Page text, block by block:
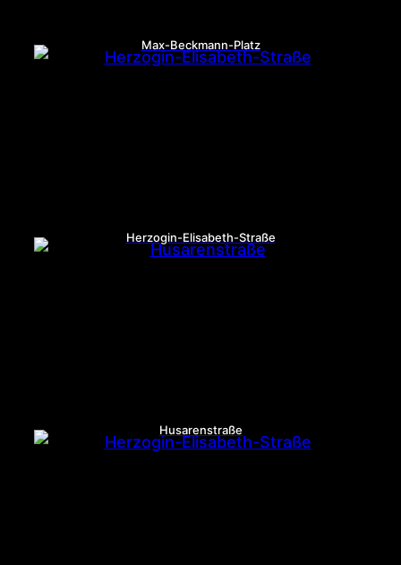
Max-Beckmann-Platz
Herzogin-Elisabeth-Straße
Husarenstraße